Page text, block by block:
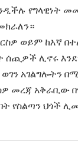
የግላዊነት
ወይም ከእኛ
ሰጪዎች ሊኖሩ
ወገን አገልግሎትን
መረጃ አቅራቢው
የስልጣን ህጎች